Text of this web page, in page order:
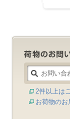
2件以上は
お荷物のお